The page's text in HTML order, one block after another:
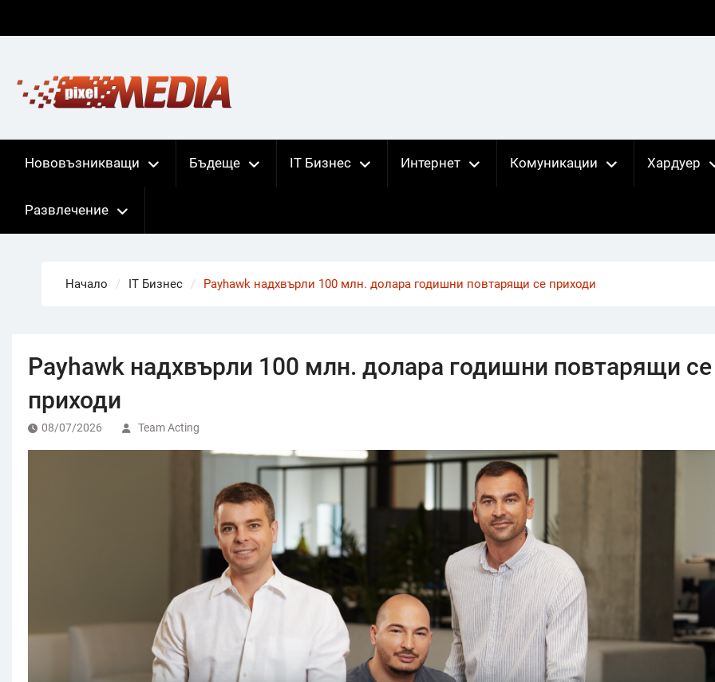
Нововъзникващи Бъдеще IT Бизнес Интернет Комуникации Хардуер
Развлечение
Начало IT Бизнес Payhawk надхвърли 100 млн. долара годишни повтарящи се приходи
Payhawk надхвърли 100 млн. долара годишни повтарящи се
приходи
08/07/2026 Team Acting